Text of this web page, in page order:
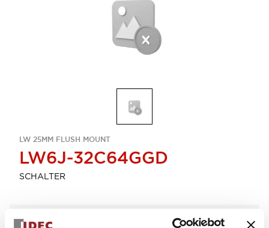
LW 25MM FLUSH MOUNT
LW6J-32C64GGD
SCHALTER
Menge auswählen